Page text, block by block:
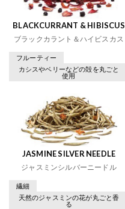
BLACKCURRANT & HIBISCUS
ブラックカラント＆ハイビスカス
フルーティー
カシスやベリーなどの殻を丸ごと
使用
JASMINE SILVER NEEDLE
ジャスミンシルバーニードル
繊細
天然のジャスミンの花が丸ごと香
る